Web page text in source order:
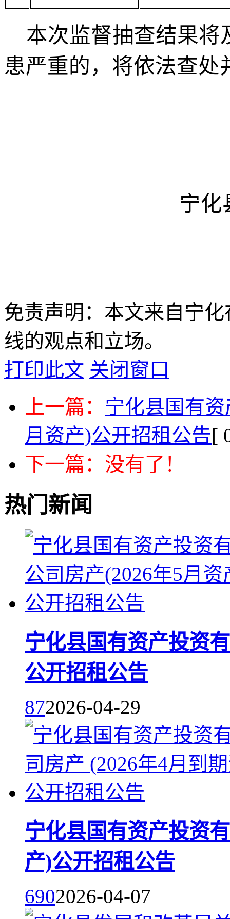
本次监督抽查结果将
患严重的，将依法查处
宁化
免责声明：本文来自宁
线的观点和立场。
打印此文 关闭窗口
上一篇： 宁化县国有
月资产)公开招租公告[
下一篇：没有了！
热门新闻
宁化县国有资产投资
公开招租公告
872026-04-29
宁化县国有资产投资
产)公开招租公告
6902026-04-07